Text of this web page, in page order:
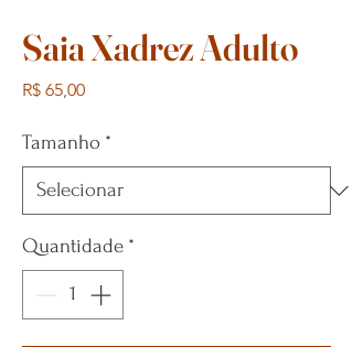
Saia Xadrez Adulto
R$ 65,00Preço
Tamanho *
Quantidade *